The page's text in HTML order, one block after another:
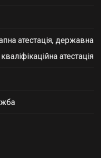
атестація, державна
кваліфікаційна атестація